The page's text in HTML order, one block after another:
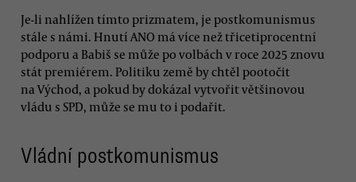
Je-li nahlížen tímto prizmatem, je postkomunismus
stále s námi. Hnutí ANO má více než třicetiprocentní
podporu a Babiš se může po volbách v roce 2025 znovu
stát premiérem. Politiku země by chtěl pootočit
na Východ, a pokud by dokázal vytvořit většinovou
vládu s SPD, může se mu to i podařit.
Vládní postkomunismus